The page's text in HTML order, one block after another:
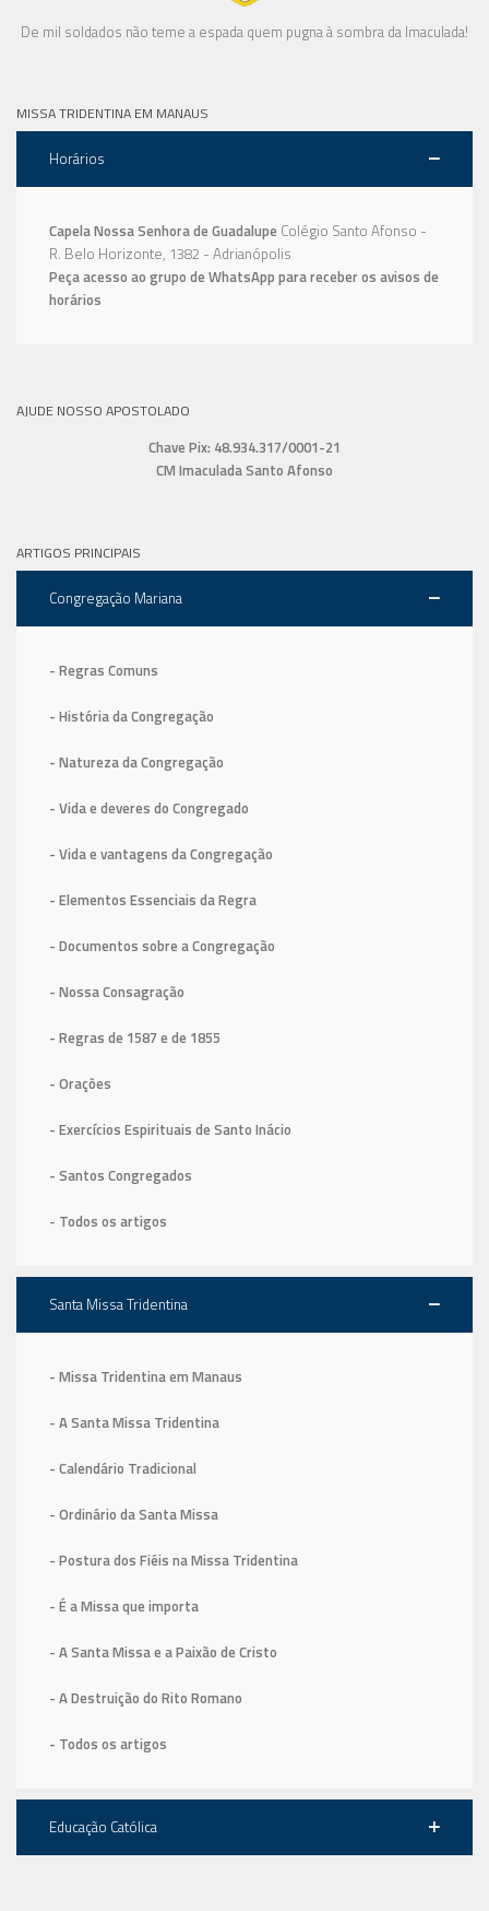
De mil soldados não teme a espada quem pugna à sombra da Imaculada!
MISSA TRIDENTINA EM MANAUS
Horários
Capela Nossa Senhora de Guadalupe Colégio Santo Afonso -
R. Belo Horizonte, 1382 - Adrianópolis
Peça acesso ao grupo de WhatsApp para receber os avisos de
horários
AJUDE NOSSO APOSTOLADO
Chave Pix: 48.934.317/0001-21
CM Imaculada Santo Afonso
ARTIGOS PRINCIPAIS
Congregação Mariana
- Regras Comuns
- História da Congregação
- Natureza da Congregação
- Vida e deveres do Congregado
- Vida e vantagens da Congregação
- Elementos Essenciais da Regra
- Documentos sobre a Congregação
- Nossa Consagração
- Regras de 1587 e de 1855
- Orações
- Exercícios Espirituais de Santo Inácio
- Santos Congregados
- Todos os artigos
Santa Missa Tridentina
- Missa Tridentina em Manaus
- A Santa Missa Tridentina
- Calendário Tradicional
- Ordinário da Santa Missa
- Postura dos Fiéis na Missa Tridentina
- É a Missa que importa
- A Santa Missa e a Paixão de Cristo
- A Destruição do Rito Romano
- Todos os artigos
Educação Católica